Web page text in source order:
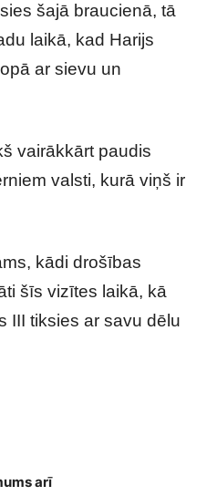
šajā braucienā, tā
laikā, kad Harijs
ar sievu un
vairākkārt paudis
valsti, kurā viņš ir
kādi drošības
šīs vizītes laikā, kā
III tiksies ar savu dēlu
arī